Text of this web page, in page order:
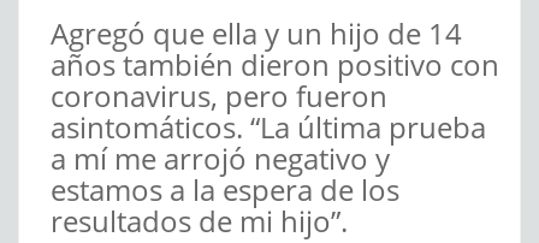
Agregó que ella y un hijo de 14
años también dieron positivo con
coronavirus, pero fueron
asintomáticos. “La última prueba
a mí me arrojó negativo y
estamos a la espera de los
resultados de mi hijo”.